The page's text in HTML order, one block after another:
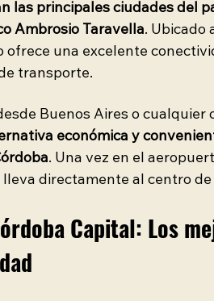
las principales ciudades del
Ambrosio Taravella. Ubicado
ofrece una excelente
transporte.
Buenos Aires o cualquier
económica y
. Una vez en el
lleva directamente al centro de
Capital: Los